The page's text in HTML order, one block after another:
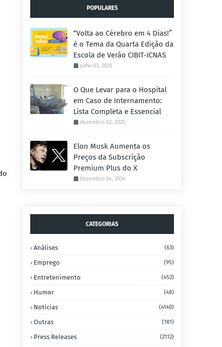
POPULARES
“Volta ao Cérebro em 4 Dias!”
é o Tema da Quarta Edição da
Escola de Verão CIBIT-ICNAS
julho 03, 2025
O Que Levar para o Hospital
em Caso de Internamento:
Lista Completa e Essencial
dezembro 02, 2025
Elon Musk Aumenta os
Preços da Subscrição
Premium Plus do X
dezembro 24, 2024
CATEGORIAS
Análises (63)
Emprego (95)
Entretenimento (452)
Humor (48)
Notícias (4140)
Outras (181)
Press Releases (2112)